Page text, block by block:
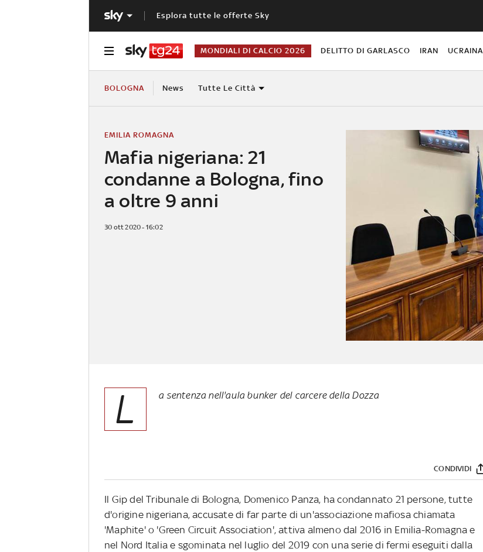
Esplora tutte le offerte Sky
MONDIALI DI CALCIO 2026 DELITTO DI GARLASCO IRAN UCRAINA
BOLOGNA News Tutte Le Città
Mafia nigeriana: 21
condanne a Bologna, fino
a oltre 9 anni
EMILIA ROMAGNA
30 ott 2020 - 16:02
L a sentenza nell'aula bunker del carcere della Dozza
CONDIVIDI
Il Gip del Tribunale di Bologna, Domenico Panza, ha condannato 21 persone, tutte
d'origine nigeriana, accusate di far parte di un'associazione mafiosa chiamata
'Maphite' o 'Green Circuit Association', attiva almeno dal 2016 in Emilia-Romagna e
nel Nord Italia e sgominata nel luglio del 2019 con una serie di fermi eseguiti dalla